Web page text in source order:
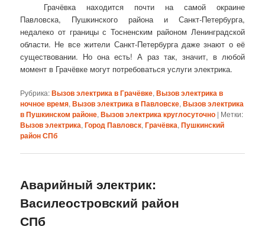
Грачёвка находится почти на самой окраине
Павловска, Пушкинского района и Санкт-Петербурга,
недалеко от границы с Тосненским районом Ленинградской
области. Не все жители Санкт-Петербурга даже знают о её
существовании. Но она есть! А раз так, значит, в любой
момент в Грачёвке могут потребоваться услуги электрика.
Рубрика:Вызов электрика в Грачёвке,Вызов электрика в
ночное время,Вызов электрика в Павловске,Вызов электрика
в Пушкинском районе,Вызов электрика круглосуточно | Метки:
Вызов электрика,Город Павловск,Грачёвка,Пушкинский
район СПб
Аварийный электрик:
Василеостровский район
СПб